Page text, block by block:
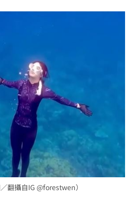
翻攝自IG @forestwen）